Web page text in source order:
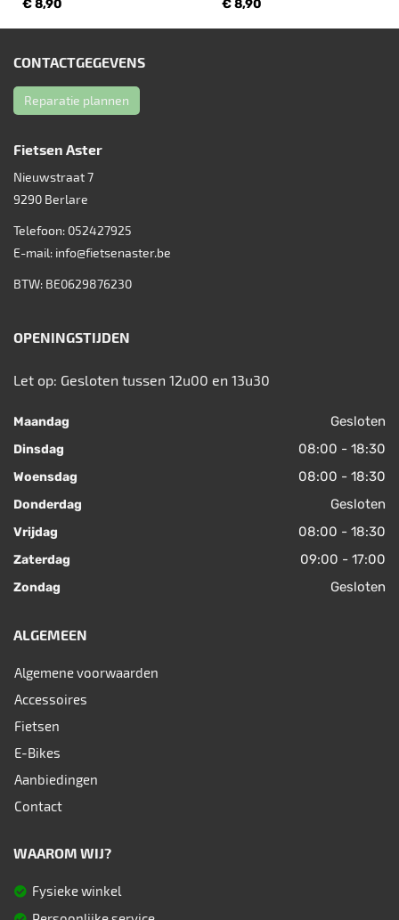
€ 8,90 € 8,90
CONTACTGEGEVENS
Reparatie plannen
Fietsen Aster
Nieuwstraat 7
9290 Berlare
Telefoon: 052427925
E-mail: info@fietsenaster.be
BTW: BE0629876230
OPENINGSTIJDEN
Let op: Gesloten tussen 12u00 en 13u30
Maandag Gesloten
Dinsdag 08:00 - 18:30
Woensdag 08:00 - 18:30
Donderdag Gesloten
Vrijdag 08:00 - 18:30
Zaterdag 09:00 - 17:00
Zondag Gesloten
ALGEMEEN
Algemene voorwaarden
Accessoires
Fietsen
E-Bikes
Aanbiedingen
Contact
WAAROM WIJ?
Fysieke winkel